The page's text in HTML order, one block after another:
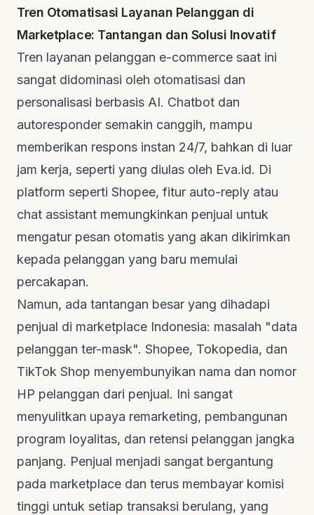
Tren Otomatisasi Layanan Pelanggan di
Marketplace: Tantangan dan Solusi Inovatif
Tren layanan pelanggan e-commerce saat ini
sangat didominasi oleh otomatisasi dan
personalisasi berbasis AI. Chatbot dan
autoresponder semakin canggih, mampu
memberikan respons instan 24/7, bahkan di luar
jam kerja, seperti yang diulas oleh Eva.id. Di
platform seperti Shopee, fitur auto-reply atau
chat assistant memungkinkan penjual untuk
mengatur pesan otomatis yang akan dikirimkan
kepada pelanggan yang baru memulai
percakapan.
Namun, ada tantangan besar yang dihadapi
penjual di marketplace Indonesia: masalah "data
pelanggan ter-mask". Shopee, Tokopedia, dan
TikTok Shop menyembunyikan nama dan nomor
HP pelanggan dari penjual. Ini sangat
menyulitkan upaya remarketing, pembangunan
program loyalitas, dan retensi pelanggan jangka
panjang. Penjual menjadi sangat bergantung
pada marketplace dan terus membayar komisi
tinggi untuk setiap transaksi berulang, yang